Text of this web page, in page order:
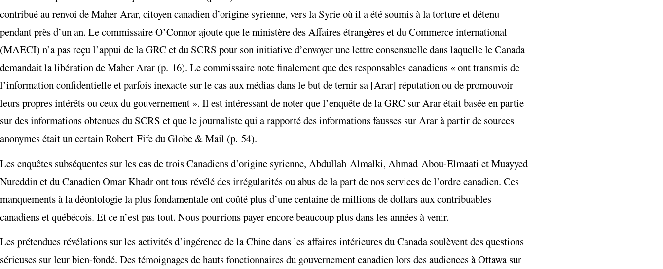
contribué au renvoi de Maher Arar, citoyen canadien d’origine syrienne, vers la Syrie où il a été soumis à la torture et détenu
pendant près d’un an. Le commissaire O’Connor ajoute que le ministère des Affaires étrangères et du Commerce international
(MAECI) n’a pas reçu l’appui de la GRC et du SCRS pour son initiative d’envoyer une lettre consensuelle dans laquelle le Canada
demandait la libération de Maher Arar (p. 16). Le commissaire note finalement que des responsables canadiens « ont transmis de
l’information confidentielle et parfois inexacte sur le cas aux médias dans le but de ternir sa [Arar] réputation ou de promouvoir
leurs propres intérêts ou ceux du gouvernement ». Il est intéressant de noter que l’enquête de la GRC sur Arar était basée en partie
sur des informations obtenues du SCRS et que le journaliste qui a rapporté des informations fausses sur Arar à partir de sources
anonymes était un certain Robert Fife du Globe & Mail (p. 54).
Les enquêtes subséquentes sur les cas de trois Canadiens d’origine syrienne, Abdullah Almalki, Ahmad Abou-Elmaati et Muayyed
Nureddin et du Canadien Omar Khadr ont tous révélé des irrégularités ou abus de la part de nos services de l’ordre canadien. Ces
manquements à la déontologie la plus fondamentale ont coûté plus d’une centaine de millions de dollars aux contribuables
canadiens et québécois. Et ce n’est pas tout. Nous pourrions payer encore beaucoup plus dans les années à venir.
Les prétendues révélations sur les activités d’ingérence de la Chine dans les affaires intérieures du Canada soulèvent des questions
sérieuses sur leur bien-fondé. Des témoignages de hauts fonctionnaires du gouvernement canadien lors des audiences à Ottawa sur